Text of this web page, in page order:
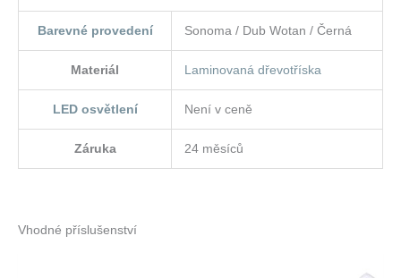
Barevné provedení Sonoma / Dub Wotan / Černá
Materiál Laminovaná dřevotříska
LED osvětlení Není v ceně
Záruka 24 měsíců
Vhodné příslušenství